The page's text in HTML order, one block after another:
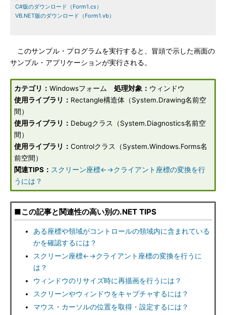
C#版のダウンロード（Form1.cs）
VB.NET版のダウンロード（Form1.vb）
このサンプル・プログラムを実行すると、冒頭で示した画面の
サンプル・アプリケーションが実行される。
カテゴリ： Windowsフォーム 処理対象： ウィンドウ
使用ライブラリ： Rectangle構造体（System.Drawing名前空
間）
使用ライブラリ： Debugクラス（System.Diagnostics名前空
間）
使用ライブラリ： Controlクラス（System.Windows.Forms名
前空間）
関連TIPS： スクリーン座標←→クライアント座標の変換を行
うには？
■この記事と関連性の高い別の.NET TIPS
ある座標や領域がコントロールの領域内に含まれている
かを確認するには？
スクリーン座標←→クライアント座標の変換を行うに
は？
ウィンドウのリサイズ時に再描画を行うには？
スクリーンやウィンドウをキャプチャするには？
マウス・カーソルの位置を取得・設定するには？